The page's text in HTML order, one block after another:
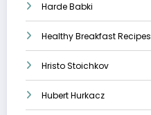
Harde Babki
Healthy Breakfast Recipes
Hristo Stoichkov
Hubert Hurkacz